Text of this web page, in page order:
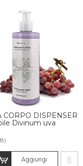
CORPO DISPENSER
Divinum uva
Aggiungi